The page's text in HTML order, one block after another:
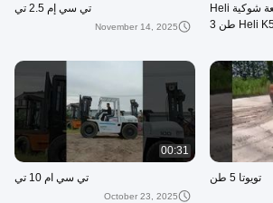
انظر لماذا تختار رافعة شوكية Heli
الصينية رافعة شوكية Heli K50 5 طن 3
شوكية ديزل
تي سي إم 2.5 تي
November 14, 2025
تويوتا 5 طن
00:31
تي سي ام 10 تي
October 23, 2025